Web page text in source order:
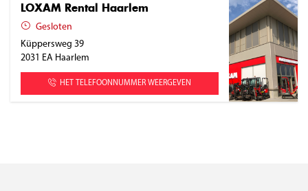
LOXAM Rental Haarlem
Gesloten
Küppersweg 39
2031 EA Haarlem
HET TELEFOONNUMMER WEERGEVEN